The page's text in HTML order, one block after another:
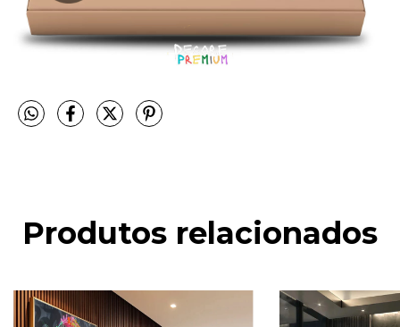
Produtos relacionados